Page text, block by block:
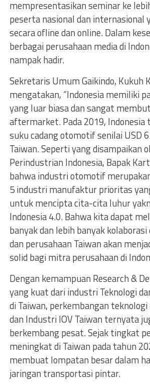
mempresentasikan seminar ke
peserta nasional dan internasional
secara ofline dan online. Dalam
berbagai perusahaan media di
nampak hadir.
Sekretaris Umum Gaikindo, Kukuh
mengatakan, “Indonesia memiliki
yang luar biasa dan sangat
aftermarket. Pada 2019,
suku cadang otomotif senilai USD
Taiwan. Seperti yang disampaikan
Perindustrian Indonesia, Bapak
bahwa industri otomotif
5 industri manufaktur prioritas
untuk mencipta cita-cita luhur
Indonesia 4.0. Bahwa kita dapat
banyak dan lebih banyak kolaborasi
dan perusahaan Taiwan akan
solid bagi mitra perusahaan di
Dengan kemampuan Research &
yang kuat dari industri Teknologi
di Taiwan, perkembangan
dan Industri IOV Taiwan ternyata
berkembang pesat. Sejak tingkat
meningkat di Taiwan pada tahun
membuat lompatan besar dalam
jaringan transportasi pintar.